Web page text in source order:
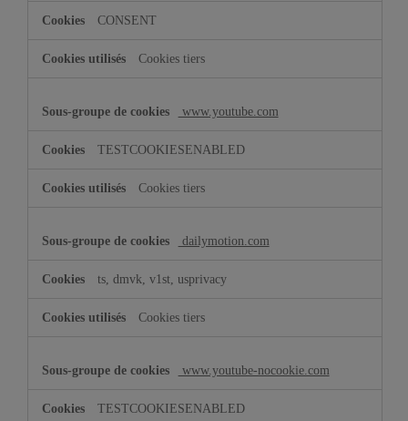
CONSENT
Cookies tiers
www.youtube.com
TESTCOOKIESENABLED
Cookies tiers
dailymotion.com
ts, dmvk, v1st, usprivacy
Cookies tiers
www.youtube-nocookie.com
TESTCOOKIESENABLED